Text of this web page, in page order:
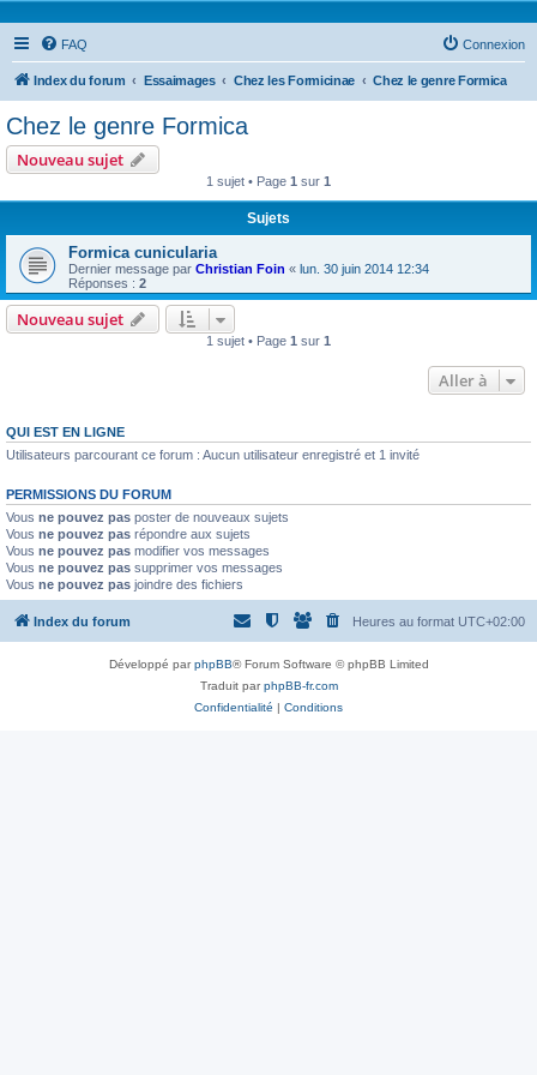
FAQ Connexion
Index du forum Essaimages Chez les Formicinae Chez le genre Formica
Chez le genre Formica
Nouveau sujet
1 sujet • Page 1 sur 1
Sujets
Formica cunicularia
Dernier message par Christian Foin « lun. 30 juin 2014 12:34
Réponses : 2
Nouveau sujet
1 sujet • Page 1 sur 1
Aller à
QUI EST EN LIGNE
Utilisateurs parcourant ce forum : Aucun utilisateur enregistré et 1 invité
PERMISSIONS DU FORUM
Vous ne pouvez pas poster de nouveaux sujets
Vous ne pouvez pas répondre aux sujets
Vous ne pouvez pas modifier vos messages
Vous ne pouvez pas supprimer vos messages
Vous ne pouvez pas joindre des fichiers
Index du forum Heures au format UTC+02:00
Développé parphpBB® Forum Software © phpBB Limited
Traduit parphpBB-fr.com
Confidentialité | Conditions